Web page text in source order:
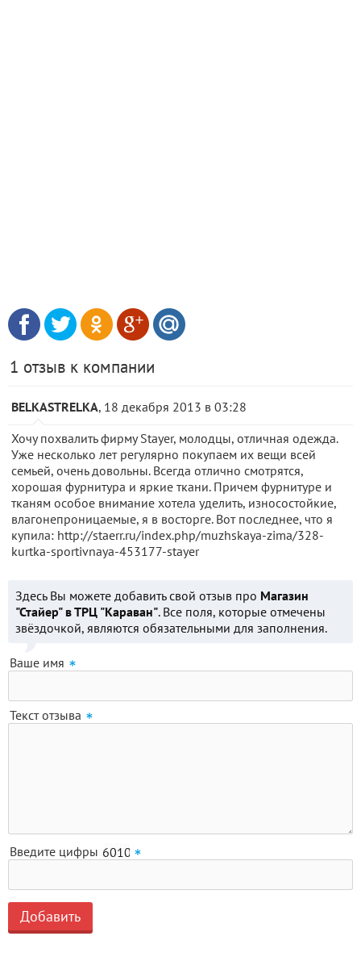
1 отзыв к компании
BELKASTRELKA, 18 декабря 2013 в 03:28
Хочу похвалить фирму Stayer, молодцы, отличная одежда.
Уже несколько лет регулярно покупаем их вещи всей
семьей, очень довольны. Всегда отлично смотрятся,
хорошая фурнитура и яркие ткани. Причем фурнитуре и
тканям особое внимание хотела уделить, износостойкие,
влагонепроницаемые, я в восторге. Вот последнее, что я
купила: http://staerr.ru/index.php/muzhskaya-zima/328-
kurtka-sportivnaya-453177-stayer
Здесь Вы можете добавить свой отзыв про Магазин
"Стайер" в ТРЦ "Караван". Все поля, которые отмечены
звёздочкой, являются обязательными для заполнения.
Ваше имя
Текст отзыва
Введите цифры